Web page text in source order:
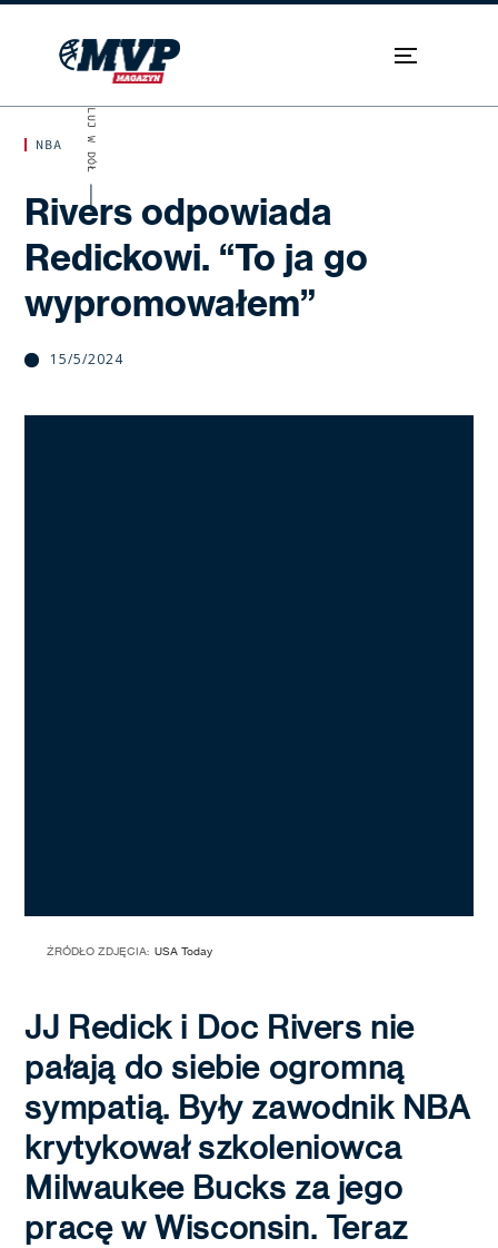
NBA
Rivers odpowiada
Redickowi. “To ja go
wypromowałem”
15/5/2024
SKROLUJ W DÓŁ
ŹRÓDŁO ZDJĘCIA: USA Today
JJ Redick i Doc Rivers nie
pałają do siebie ogromną
sympatią. Były zawodnik NBA
krytykował szkoleniowca
Milwaukee Bucks za jego
pracę w Wisconsin. Teraz